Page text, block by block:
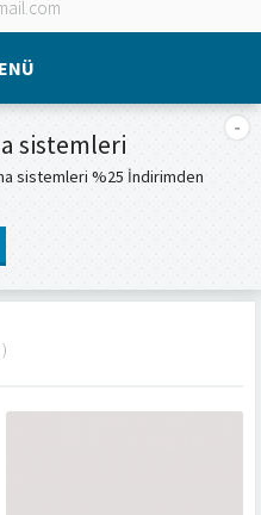
sistemleri
sistemleri %25 İndirimden